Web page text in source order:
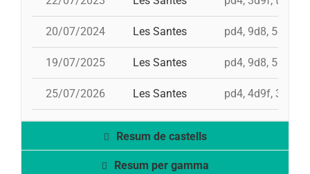
20/07/2024 Les Santes pd4, 9d8, 5d9f,
19/07/2025 Les Santes pd4, 9d8, 5d9f,
25/07/2026 Les Santes pd4, 4d9f,
Resum de castells
Resum per gamma